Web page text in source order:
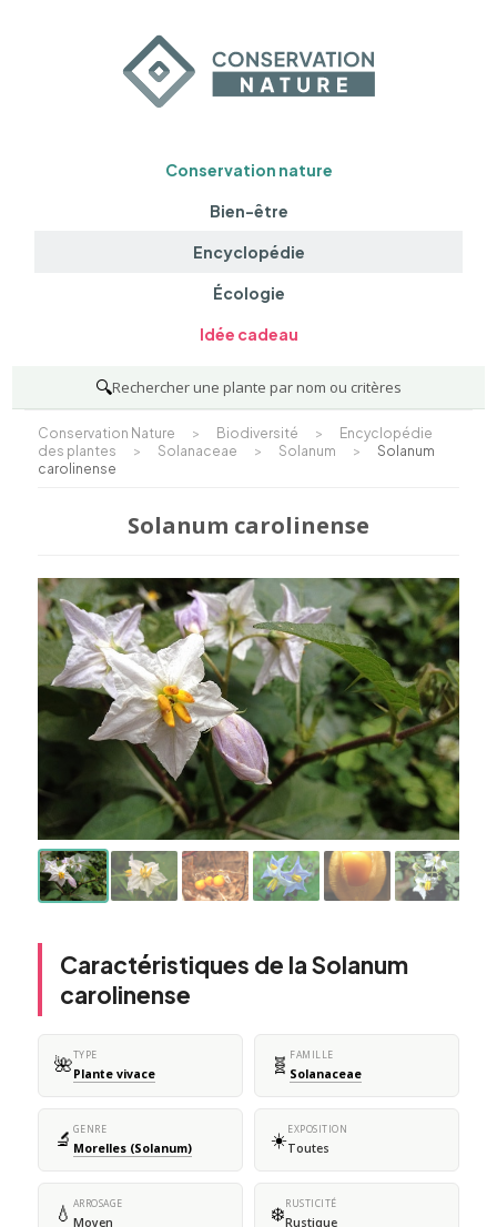
Conservation nature
Bien-être
Encyclopédie
Écologie
Idée cadeau
🔍Rechercher une plante par nom ou critères
Conservation Nature > Biodiversité >
Encyclopédie
des plantes
> Solanaceae > Solanum >
Solanum
carolinense
Solanum carolinense
Caractéristiques de la Solanum
carolinense
🌺TYPE
Plante vivace 🧬 FAMILLE
Solanaceae
🔬 GENRE
Morelles (Solanum) ☀️EXPOSITION
Toutes
💧 ARROSAGE
Moyen ❄️RUSTICITÉ
Rustique